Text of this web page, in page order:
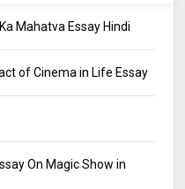
Ka Mahatva Essay Hindi
of Cinema in Life Essay
On Magic Show in